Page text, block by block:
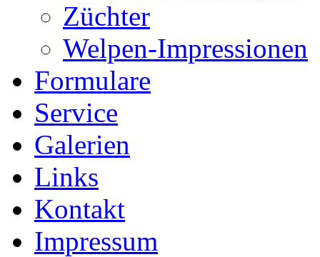
Züchter
Welpen-Impressionen
Formulare
Service
Galerien
Links
Kontakt
Impressum